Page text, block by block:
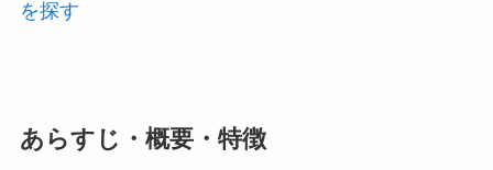
を探す
あらすじ・概要・特徴